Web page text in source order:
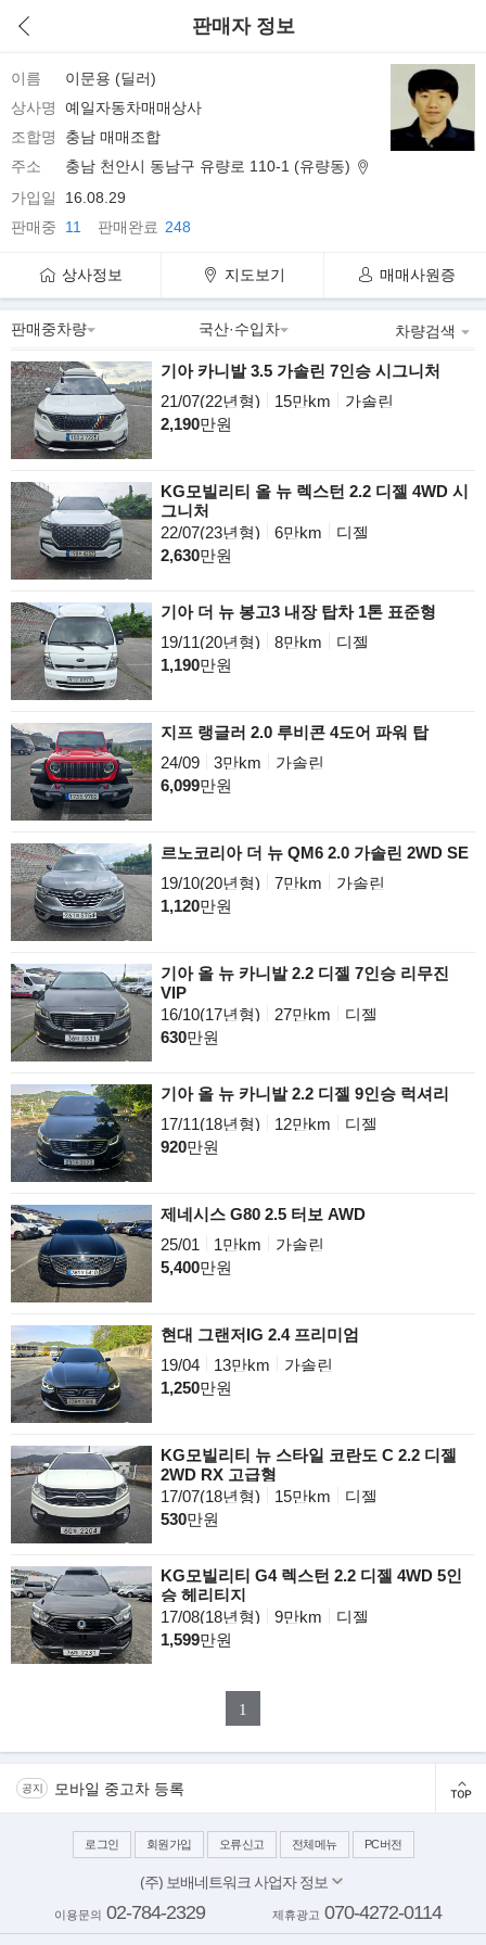
판매자 정보
이름
이문용 (딜러)
상사명
예일자동차매매상사
조합명
충남 매매조합
주소
충남 천안시 동남구 유량로 110-1 (유량동)
가입일
16.08.29
판매중
11 판매완료 248
상사정보 지도보기 매매사원증
차량검색
기아 카니발 3.5 가솔린 7인승 시그니처
21/07(22년형)
15만km
가솔린
2,190만원
KG모빌리티 올 뉴 렉스턴 2.2 디젤 4WD 시
그니처
22/07(23년형)
6만km
디젤
2,630만원
기아 더 뉴 봉고3 내장 탑차 1톤 표준형
19/11(20년형)
8만km
디젤
1,190만원
지프 랭글러 2.0 루비콘 4도어 파워 탑
24/09
3만km
가솔린
6,099만원
르노코리아 더 뉴 QM6 2.0 가솔린 2WD SE
19/10(20년형)
7만km
가솔린
1,120만원
기아 올 뉴 카니발 2.2 디젤 7인승 리무진
VIP
16/10(17년형)
27만km
디젤
630만원
기아 올 뉴 카니발 2.2 디젤 9인승 럭셔리
17/11(18년형)
12만km
디젤
920만원
제네시스 G80 2.5 터보 AWD
25/01
1만km
가솔린
5,400만원
현대 그랜저IG 2.4 프리미엄
19/04
13만km
가솔린
1,250만원
KG모빌리티 뉴 스타일 코란도 C 2.2 디젤
2WD RX 고급형
17/07(18년형)
15만km
디젤
530만원
KG모빌리티 G4 렉스턴 2.2 디젤 4WD 5인
승 헤리티지
17/08(18년형)
9만km
디젤
1,599만원
1
공지 모바일 중고차 등록
로그인 회원가입 오류신고 전체메뉴 PC버전
(주) 보배네트워크 사업자 정보
대표이사: 김보배
서울 양천구 목동동로 233-1 드림타워 11,12층
이용문의 02-784-2329 제휴광고 070-4272-0114